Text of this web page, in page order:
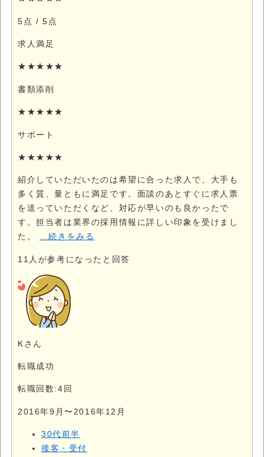
5点 / 5点
求人満足
★★★★★
書類添削
★★★★★
サポート
★★★★★
紹介していただいたのは希望に合った求人で、大手も
多く質、量ともに満足です。面談のあとすぐに求人票
を送っていただくなど、対応が早いのも良かったで
す。担当者は業界の採用情報に詳しい印象を受けまし
た。 …続きをみる
11 人が参考になったと回答
Kさん
転職成功
転職回数:4回
2016年9月〜2016年12月
30代前半
接客・受付